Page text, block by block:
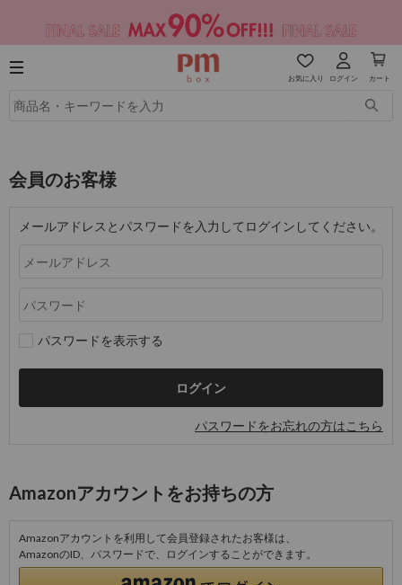
お気に入り ログイン カート
会員のお客様
メールアドレスとパスワードを入力してログインしてください。
パスワードを表示する
パスワードをお忘れの方はこちら
Amazonアカウントをお持ちの方
Amazonアカウントを利用して会員登録されたお客様は、
AmazonのID、パスワードで、ログインすることができます。